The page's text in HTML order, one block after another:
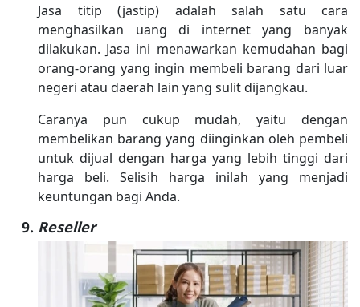
Jasa titip (jastip) adalah salah satu cara
menghasilkan uang di internet yang banyak
dilakukan. Jasa ini menawarkan kemudahan bagi
orang-orang yang ingin membeli barang dari luar
negeri atau daerah lain yang sulit dijangkau.
Caranya pun cukup mudah, yaitu dengan
membelikan barang yang diinginkan oleh pembeli
untuk dijual dengan harga yang lebih tinggi dari
harga beli. Selisih harga inilah yang menjadi
keuntungan bagi Anda.
Reseller